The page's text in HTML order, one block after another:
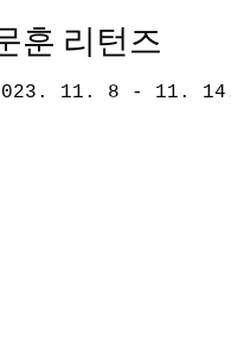
훈 리턴즈
11. 8 - 11.